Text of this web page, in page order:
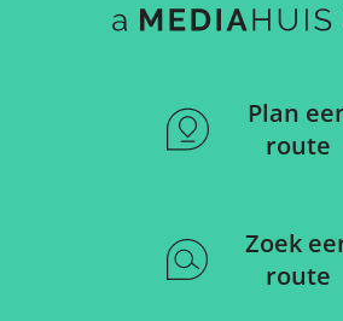
Plan
route
Zoek
route